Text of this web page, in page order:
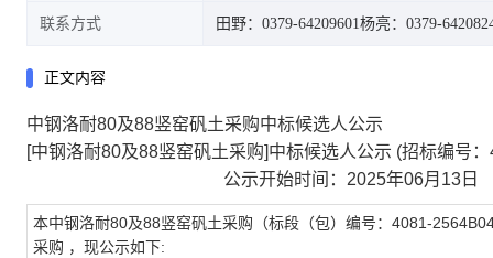
联系方式 田野：0379-64209601杨亮：0379-
正文内容
中钢洛耐80及88竖窑矾土采购中标候选人公示
[中钢洛耐80及88竖窑矾土采购]中标候选人公示 (招标编号
公示开始时间：2025年06月13日
本中钢洛耐80及88竖窑矾土采购（标段（包）编号：4081-
采购 ，现公示如下: